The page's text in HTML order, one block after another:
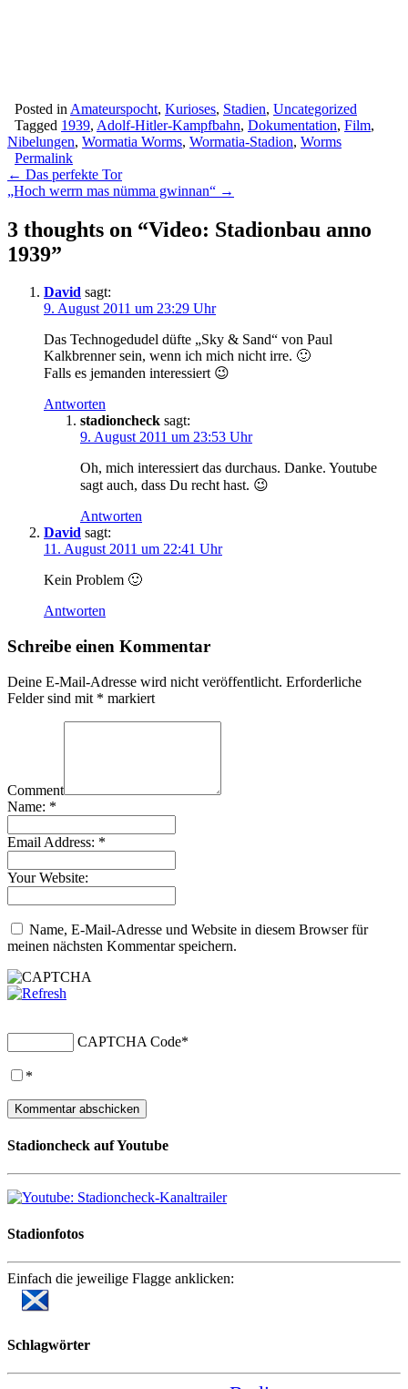
Posted in Amateurspocht, Kurioses, Stadien, Uncategorized
Tagged 1939, Adolf-Hitler-Kampfbahn, Dokumentation, Film,
Nibelungen, Wormatia Worms, Wormatia-Stadion, Worms
Permalink
Post
navigation
← Das perfekte Tor
„Hoch werrn mas nümma gwinnan“ →
3 thoughts on “Video: Stadionbau anno
1939”
David sagt:
9. August 2011 um 23:29 Uhr
Das Technogedudel düfte „Sky & Sand“ von Paul
Kalkbrenner sein, wenn ich mich nicht irre. 🙂
Falls es jemanden interessiert 😉
Antworten
stadioncheck sagt:
9. August 2011 um 23:53 Uhr
Oh, mich interessiert das durchaus. Danke. Youtube
sagt auch, dass Du recht hast. 😉
Antworten
David sagt:
11. August 2011 um 22:41 Uhr
Kein Problem 🙂
Antworten
Schreibe einen Kommentar
Deine E-Mail-Adresse wird nicht veröffentlicht. Erforderliche
Felder sind mit * markiert
Comment
Name: *
Email Address: *
Your Website:
Name, E-Mail-Adresse und Website in diesem Browser für
meinen nächsten Kommentar speichern.
CAPTCHA Code*
*
Stadioncheck auf Youtube
Stadionfotos
Einfach die jeweilige Flagge anklicken:
Schlagwörter